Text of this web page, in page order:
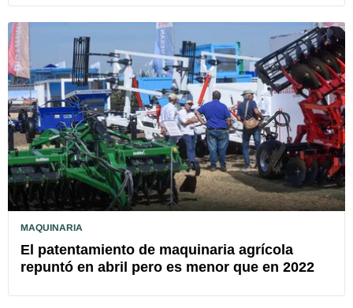
MAQUINARIA
El patentamiento de maquinaria agrícola
repuntó en abril pero es menor que en 2022